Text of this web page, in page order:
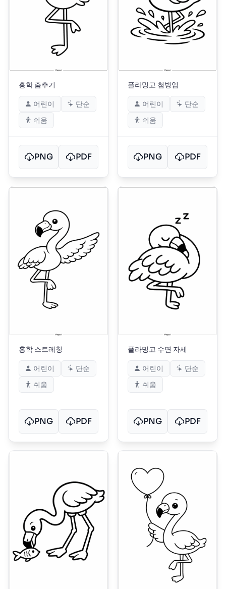
홍학 춤추기
어린이
단순
쉬움
PNG PDF
플라밍고 첨벙임
어린이
단순
쉬움
PNG PDF
홍학 스트레칭
어린이
단순
쉬움
PNG PDF
플라밍고 수면 자세
어린이
단순
쉬움
PNG PDF